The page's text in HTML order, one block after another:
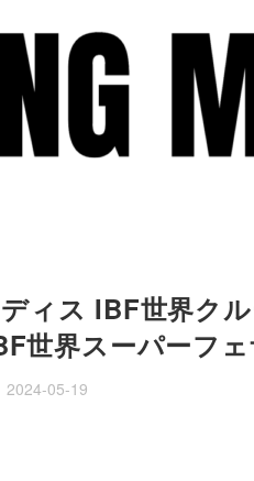
ィス IBF世界ク
世界スーパーフ
2024-05-19